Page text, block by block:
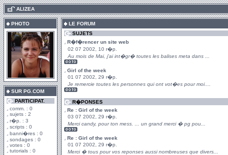
ALIZEA
PHOTO
SUR PG.COM
PARTICIPAT.
comm. : 0
sujets : 2
r�p. : 3
scripts : 0
banni�res : 0
sondages : 0
votes : 0
tutorials : 0
LE FORUM
SUJETS
R�f�rencer un site web
02 07 2002, 10 r�p.
Au mois de Mai, j'ai int�gr� toutes les balises meta dans ...
Girl of the week
01 07 2002, 29 r�p.
Je remercie toutes les personnes qui ont vot�es pour moi....
R�PONSES
Re : Girl of the week
03 07 2002, 29 r�p.
Merci candy, pour ton mess. ... un grand merci � pg pou...
Re : Girl of the week
01 07 2002, 29 r�p.
Merci � tous pour vos reponses aussi nombreuses que divers...